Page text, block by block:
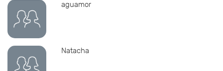
aguamor
Natacha